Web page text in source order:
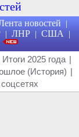
новостей |
| ЛНР | США |
Итоги 2025 года |
(История) |